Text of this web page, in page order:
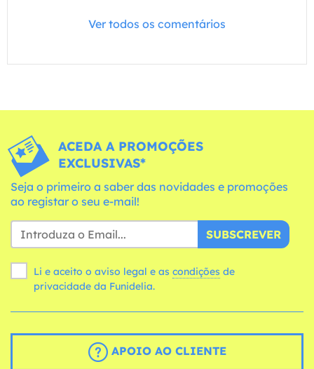
Ver todos os comentários
ACEDA A PROMOÇÕES
EXCLUSIVAS*
Seja o primeiro a saber das novidades e promoções
ao registar o seu e-mail!
SUBSCREVER
Li e aceito o aviso legal e as condições
privacidade da Funidelia.
APOIO AO CLIENTE